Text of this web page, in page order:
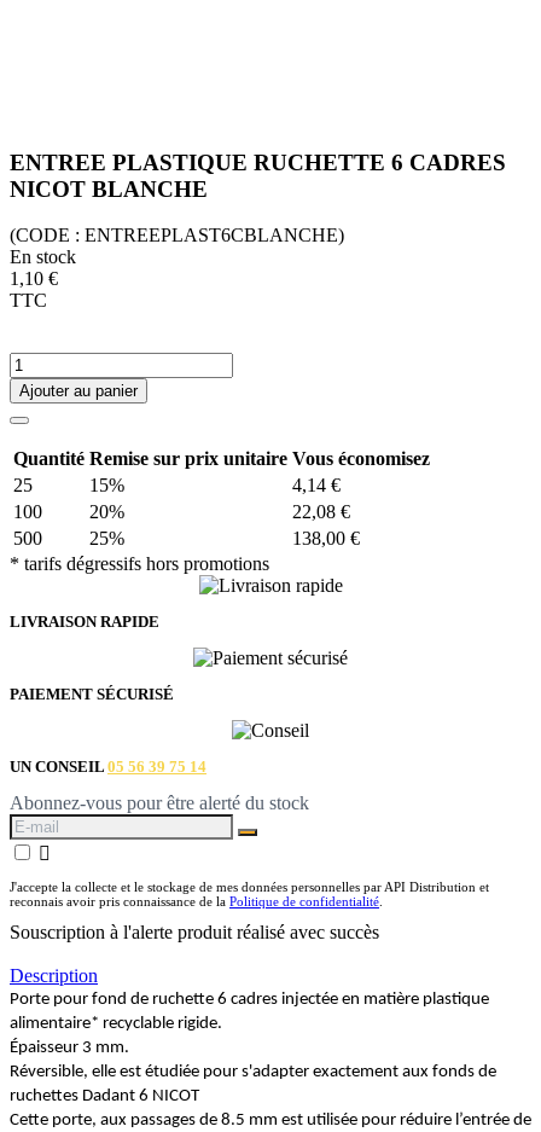
ENTREE PLASTIQUE RUCHETTE 6 CADRES
NICOT BLANCHE
(CODE : ENTREEPLAST6CBLANCHE)
En stock
1,10 €
TTC
Ajouter au panier
Quantité Remise sur prix unitaire Vous économisez
25
15%
4,14 €
100
20%
22,08 €
500
25%
138,00 €
* tarifs dégressifs hors promotions
LIVRAISON RAPIDE
PAIEMENT SÉCURISÉ
UN CONSEIL 05 56 39 75 14
Abonnez-vous pour être alerté du stock

J'accepte la collecte et le stockage de mes données personnelles par API Distribution et
reconnais avoir pris connaissance de la Politique de confidentialité.
Souscription à l'alerte produit réalisé avec succès
Description
Porte pour fond de ruchette 6 cadres injectée en matière plastique
alimentaire* recyclable rigide.
Épaisseur 3 mm.
Réversible, elle est étudiée pour s'adapter exactement aux fonds de
ruchettes Dadant 6 NICOT
Cette porte, aux passages de 8.5 mm est utilisée pour réduire l’entrée de